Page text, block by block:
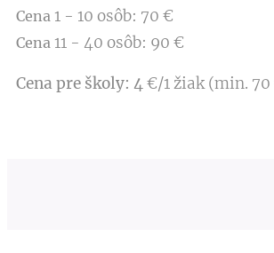
Cena 1 - 10 osôb: 70 €
Cena 11 - 40 osôb: 90 €
Cena pre školy: 4€/1 žiak (min. 70